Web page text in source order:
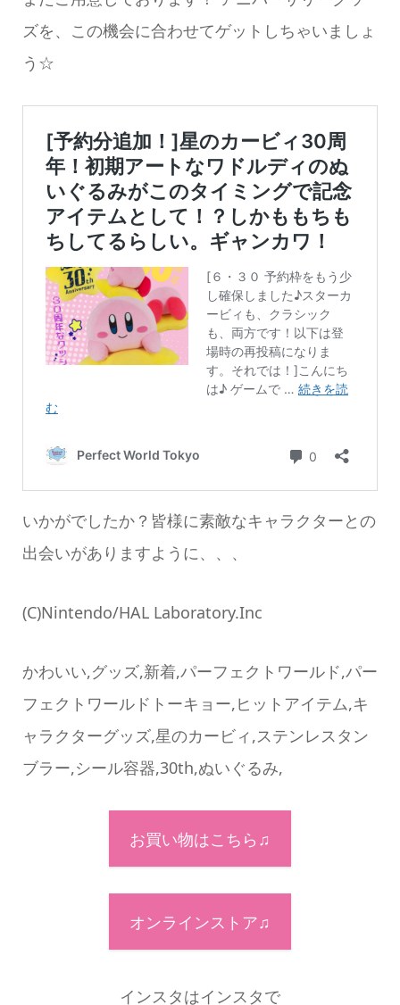
ズを、この機会に合わせてゲットしちゃいましょ
う☆
いかがでしたか？皆様に素敵なキャラクターとの
出会いがありますように、、、
(C)Nintendo/HAL Laboratory.Inc
かわいい,グッズ,新着,パーフェクトワールド,パー
フェクトワールドトーキョー,ヒットアイテム,キ
ャラクターグッズ,星のカービィ,ステンレスタン
ブラー,シール容器,30th,ぬいぐるみ,
お買い物はこちら♫
オンラインストア♫
インスタはインスタで